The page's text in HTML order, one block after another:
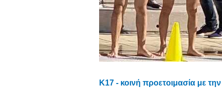
Κ17 - κοινή προετοιμασία με